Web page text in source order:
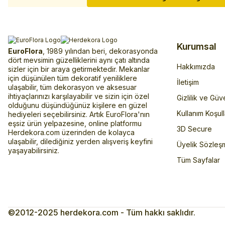
EuroFlora , 1989 yılından beri, dekorasyonda
dört mevsimin güzelliklerini aynı çatı altında
sizler için bir araya getirmektedir. Mekanlar
için düşünülen tüm dekoratif yeniliklere
ulaşabilir, tüm dekorasyon ve aksesuar
ihtiyaçlarınızı karşılayabilir ve sizin için özel
olduğunu düşündüğünüz kişilere en güzel
hediyeleri seçebilirsiniz. Artık EuroFlora'nın
eşsiz ürün yelpazesine, online platformu
Herdekora.com üzerinden de kolayca
ulaşabilir, dilediğiniz yerden alışveriş keyfini
yaşayabilirsiniz.
Kurumsal
Hakkımızda
İletişim
Gizlilik ve
Kullanım
3D Secure
Üyelik
Tüm Sayfalar
©2012-2025 herdekora.com - Tüm hakkı saklıdır.